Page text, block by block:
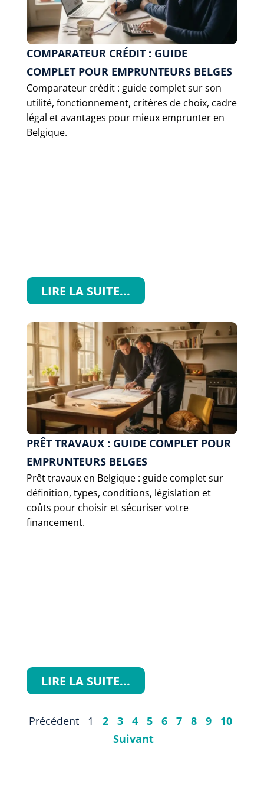
COMPARATEUR CRÉDIT : GUIDE
COMPLET POUR EMPRUNTEURS BELGES
Comparateur crédit : guide complet sur son
utilité, fonctionnement, critères de choix, cadre
légal et avantages pour mieux emprunter en
Belgique.
LIRE LA SUITE...
PRÊT TRAVAUX : GUIDE COMPLET POUR
EMPRUNTEURS BELGES
Prêt travaux en Belgique : guide complet sur
définition, types, conditions, législation et
coûts pour choisir et sécuriser votre
financement.
LIRE LA SUITE...
Précédent 1 2 3 4 5 6 7 8 9
10
Suivant